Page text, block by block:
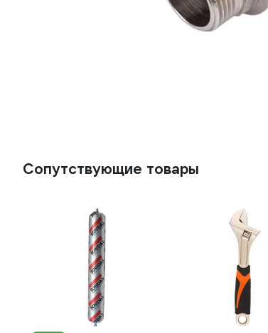
Сопутствующие товары